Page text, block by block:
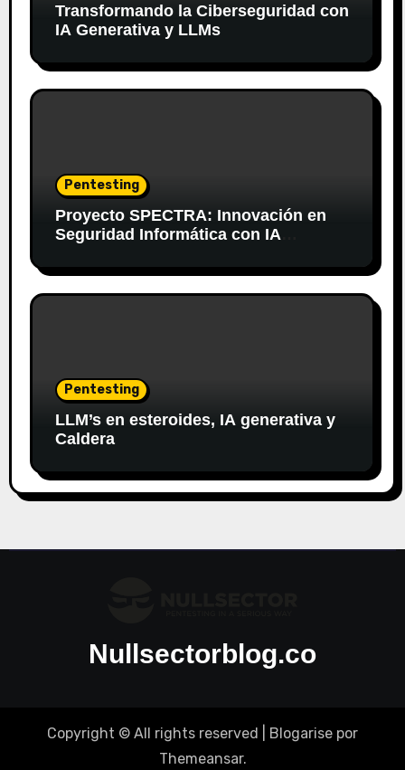
Transformando la Ciberseguridad con
IA Generativa y LLMs
Pentesting
Proyecto SPECTRA: Innovación en
Seguridad Informática con IA
Pentesting
LLM’s en esteroides, IA generativa y
Caldera
Nullsectorblog.co
Copyright © All rights reserved Blogarise por
Themeansar.